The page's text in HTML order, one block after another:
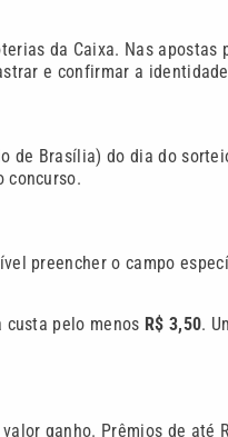
da Caixa. Nas apostas
e confirmar a
de Brasília) do dia do
concurso.
preencher o campo
custa pelo menos R$ 3,50.
ganho. Prêmios de até